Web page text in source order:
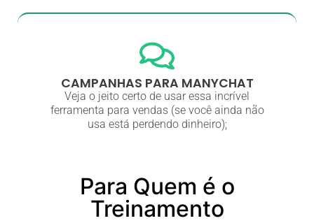
CAMPANHAS PARA MANYCHAT
Veja o jeito certo de usar essa incrível
ferramenta para vendas (se você ainda não
usa está perdendo dinheiro);
Para Quem é o
Treinamento